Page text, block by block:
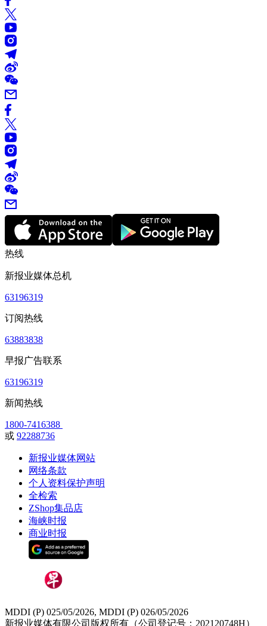
热线
新报业媒体总机
63196319
订阅热线
63883838
早报广告联系
63196319
新闻热线
1800-7416388
或 92288736
新报业媒体网站
网络条款
个人资料保护声明
全检索
ZShop集品店
海峡时报
商业时报
MDDI (P) 025/05/2026, MDDI (P) 026/05/2026
新报业媒体有限公司版权所有（公司登记号：202120748H）